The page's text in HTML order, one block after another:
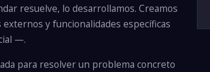
resuelve, lo desarrollamos. Creamos
y funcionalidades específicas
—.
para resolver un problema concreto